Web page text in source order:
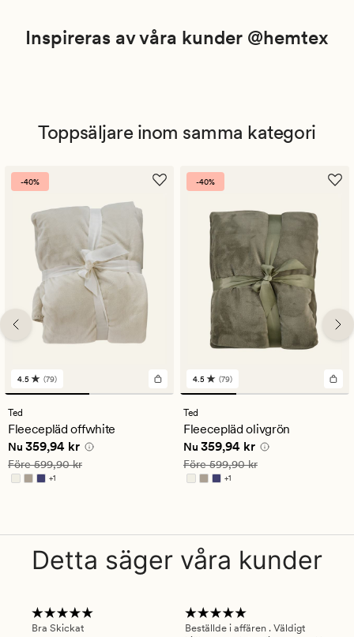
Inspireras av våra kunder @hemtex
Toppsäljare inom samma kategori
-40%
79
omdömen
med
ett
genomsnittligt
betyg
på
4.5
4.5 (79)
Ted
Fleecepläd offwhite
Nuvarande pris
Nu 359,94 kr
Ordinarie pris 599,90 kr
Före599,90 kr
+1
Finns i fler färger
-40%
79
omdömen
med
ett
genomsnittligt
betyg
på
4.5
4.5 (79)
Ted
Fleecepläd olivgrön
Nuvarande pris
Nu 359,94 kr
Ordinarie pris 599,90 kr
Före599,90 kr
+1
Finns i fler färger
Detta säger våra kunder
Bra Skickat
Beställde i affären . Väldigt